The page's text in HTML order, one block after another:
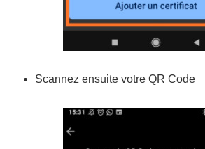
Scannez ensuite votre QR Code